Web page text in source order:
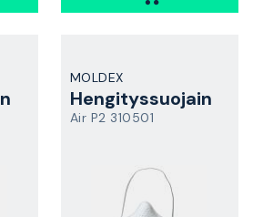
MOLDEX
Hengityssuojain
Air P2 310501